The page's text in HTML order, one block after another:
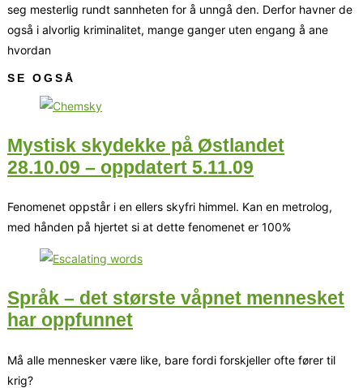
seg mesterlig rundt sannheten for å unngå den. Derfor havner de
også i alvorlig kriminalitet, mange ganger uten engang å ane
hvordan
SE OGSÅ
Mystisk skydekke på Østlandet
28.10.09 – oppdatert 5.11.09
Fenomenet oppstår i en ellers skyfri himmel. Kan en metrolog,
med hånden på hjertet si at dette fenomenet er 100%
Språk – det største våpnet mennesket
har oppfunnet
Må alle mennesker være like, bare fordi forskjeller ofte fører til
krig?